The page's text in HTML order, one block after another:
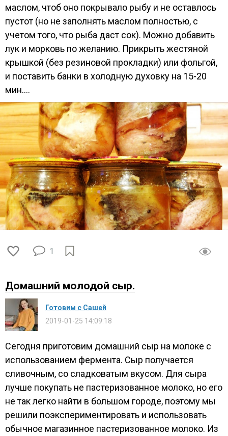
маслом, чтоб оно покрывало рыбу и не оставлось
пустот (но не заполнять маслом полностью, с
учетом того, что рыба даст сок). Можно добавить
лук и морковь по желанию. Прикрыть жестяной
крышкой (без резиновой прокладки) или фольгой,
и поставить банки в холодную духовку на 15-20
мин....
1
Домашний молодой сыр.
Готовим с Сашей
2019-01-25 14:09:18
Сегодня приготовим домашний сыр на молоке с
использованием фермента. Сыр получается
сливочным, со сладковатым вкусом. Для сыра
лучше покупать не пастеризованное молоко, но его
не так легко найти в большом городе, поэтому мы
решили поэкспериментировать и использовать
обычное магазинное пастеризованное молоко. Из